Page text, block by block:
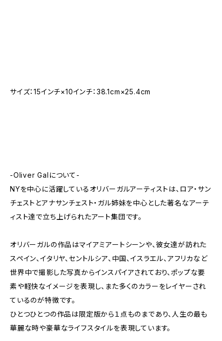
サイズ：15インチ×10インチ：38.1cm×25.4cm
-Oliver Galについて-
NYを中心に活躍しているオリバーガルアーティストは、ロア・サン
チェストとアナサンチェスト・ガル姉妹を中心とした著名なアーテ
ィスト達で立ち上げられたアート集団です。
オリバーガルの作品はマイアミアートシーンや、彼女達が訪れた
スペイン、イタリヤ、セントルシア、中国、イスラエル、アフリカなど
世界中で撮影した写真からインスパイアされており、ポップな要
素や軽快なイメージを表現し、また多くのカラーをレイヤーされ
ているのが特徴です。
ひとつひとつの作品は限定版から１点ものまであり、人生の最も
華麗な時や豪華なライフスタイルを表現しています。